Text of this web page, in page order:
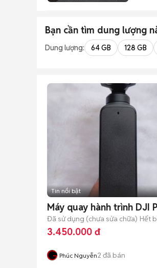
Bạn cần tìm dung lượng
Dung lượng: 64 GB 128 GB
Tin nổi bật
Máy quay hành trình DJI
Đã sử dụng (chưa sửa chữa) Hết
3.450.000 đ
Phúc Nguyễn2 đã bán